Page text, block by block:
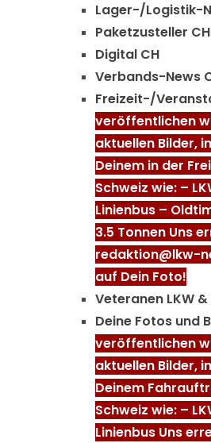
Lager-/Logistik-
Paketzusteller CH
Digital CH
Verbands-News
Freizeit-/
veröffentlichen
aktuellen Bilder,
Deinem in der
Schweiz wie: –
Linienbus –
3.5 Tonnen Uns
redaktion@lkw-
auf Dein Foto!
Veteranen LKW &
Deine Fotos und
veröffentlichen
aktuellen Bilder,
Deinem
Schweiz wie: –
Linienbus Uns